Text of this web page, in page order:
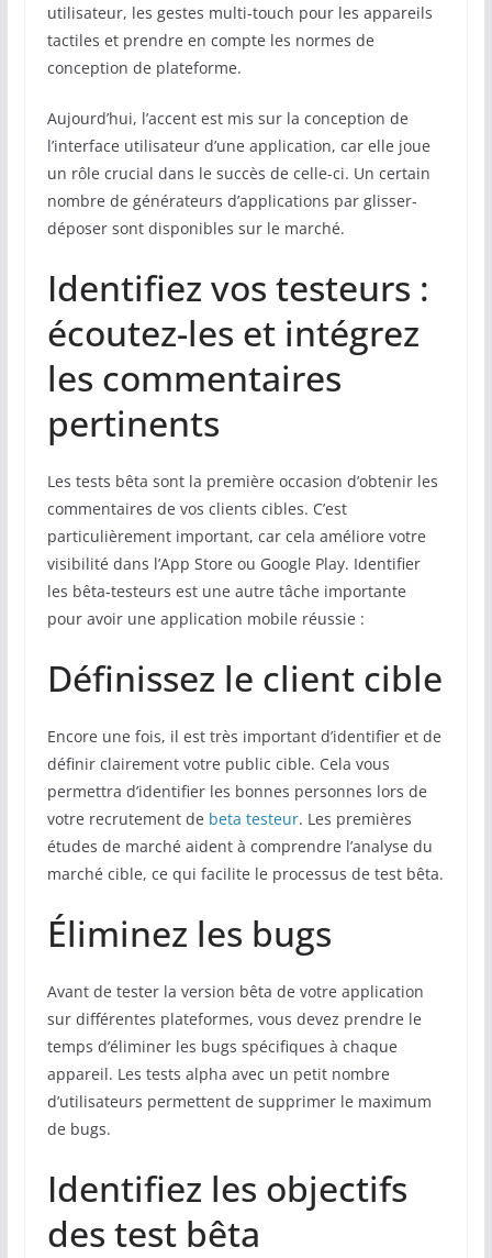
utilisateur, les gestes multi-touch pour les appareils
tactiles et prendre en compte les normes de
conception de plateforme.
Aujourd’hui, l’accent est mis sur la conception de
l’interface utilisateur d’une application, car elle joue
un rôle crucial dans le succès de celle-ci. Un certain
nombre de générateurs d’applications par glisser-
déposer sont disponibles sur le marché.
Identifiez vos testeurs :
écoutez-les et intégrez
les commentaires
pertinents
Les tests bêta sont la première occasion d’obtenir les
commentaires de vos clients cibles. C’est
particulièrement important, car cela améliore votre
visibilité dans l’App Store ou Google Play. Identifier
les bêta-testeurs est une autre tâche importante
pour avoir une application mobile réussie :
Définissez le client cible
Encore une fois, il est très important d’identifier et de
définir clairement votre public cible. Cela vous
permettra d’identifier les bonnes personnes lors de
votre recrutement de beta testeur. Les premières
études de marché aident à comprendre l’analyse du
marché cible, ce qui facilite le processus de test bêta.
Éliminez les bugs
Avant de tester la version bêta de votre application
sur différentes plateformes, vous devez prendre le
temps d’éliminer les bugs spécifiques à chaque
appareil. Les tests alpha avec un petit nombre
d’utilisateurs permettent de supprimer le maximum
de bugs.
Identifiez les objectifs
des test bêta